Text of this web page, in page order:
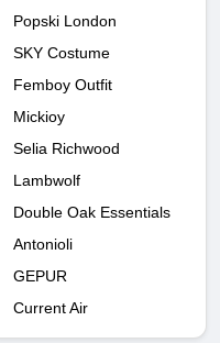
Popski London
SKY Costume
Femboy Outfit
Mickioy
Selia Richwood
Lambwolf
Double Oak Essentials
Antonioli
GEPUR
Current Air